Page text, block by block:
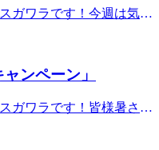
内できます♪細かな時間
＿＿＿＿＿＿＿＿＿＿＿
所 神奈川県川崎市中原
４０
しにいらしてください
らせです☆13：30～
問合せください☆皆様の
予約はコチラ＿＿＿＿
＿＿＿＿＿＿＿＿＿＿＿
崎市中原区新丸子町７５
ガワラです！今週は気温
水分補給も忘れないよう
中の「爽快キャンペー
泡を使いお身体をほぐし
には血行促進効果も期待
冷えが気になるという方
ンペーン」
ガワラです！皆様暑さで
くすることが重要です